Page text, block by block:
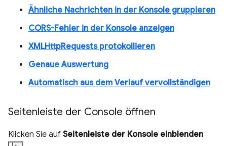
Ähnliche Nachrichten in der Konsole gruppieren
CORS-Fehler in der Konsole anzeigen
XMLHttpRequests protokollieren
Genaue Auswertung
Automatisch aus dem Verlauf vervollständigen
Seitenleiste der Console öffnen
Klicken Sie auf Seitenleiste der Konsole einblenden